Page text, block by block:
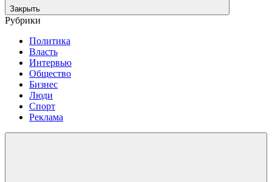
Закрыть
Рубрики
Политика
Власть
Интервью
Общество
Бизнес
Люди
Спорт
Реклама